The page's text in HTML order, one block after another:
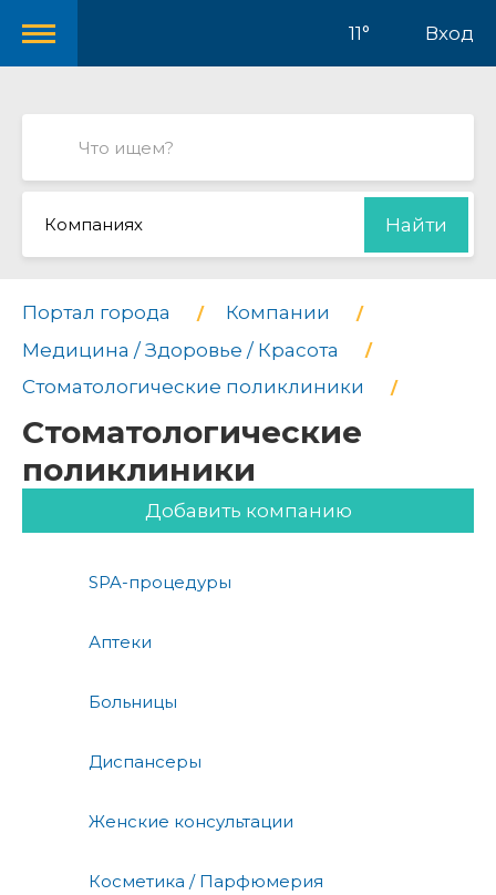
11° Вход
Компаниях Найти
Портал города
Компании
Медицина / Здоровье / Красота
Стоматологические поликлиники
Стоматологические
поликлиники
Добавить компанию
SPA-процедуры
Аптеки
Больницы
Диспансеры
Женские консультации
Косметика / Парфюмерия